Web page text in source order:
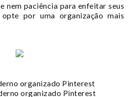
nem paciência para enfeitar seus
por uma organização mais